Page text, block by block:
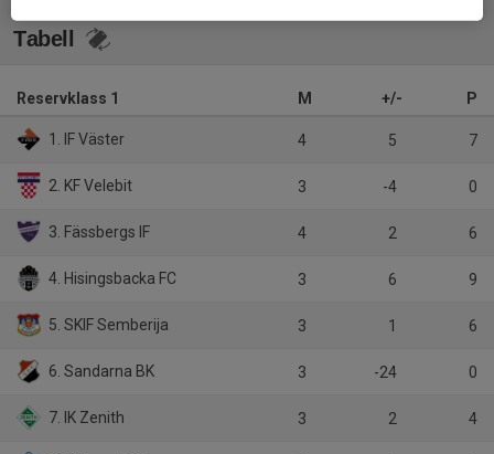
Tabell
Reservklass 1 M +/- P
1. IF Väster 4 5 7
2. KF Velebit 3 -4 0
3. Fässbergs IF 4 2 6
4. Hisingsbacka FC 3 6 9
5. SKIF Semberija 3 1 6
6. Sandarna BK 3 -24 0
7. IK Zenith 3 2 4